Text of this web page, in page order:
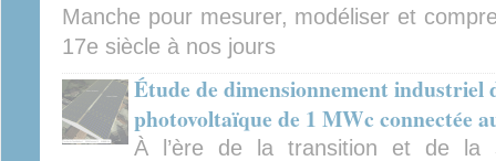
Manche pour mesurer, modéliser et
17e siècle à nos jours
Étude de dimensionnement industriel
photovoltaïque de 1 MWc connectée
À l’ère de la transition et de la